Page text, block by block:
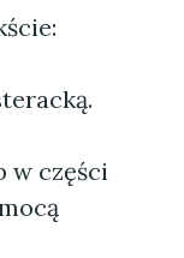
w części